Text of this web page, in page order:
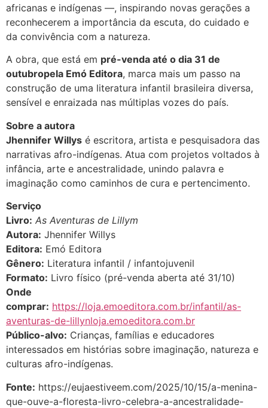
africanas e indígenas —, inspirando novas gerações a
reconhecerem a importância da escuta, do cuidado e
da convivência com a natureza.
A obra, que está em pré-venda até o dia 31 de
outubropela Emó Editora, marca mais um passo na
construção de uma literatura infantil brasileira diversa,
sensível e enraizada nas múltiplas vozes do país.
Sobre a autora
Jhennifer Willys é escritora, artista e pesquisadora das
narrativas afro-indígenas. Atua com projetos voltados à
infância, arte e ancestralidade, unindo palavra e
imaginação como caminhos de cura e pertencimento.
Serviço
Livro: As Aventuras de Lillym
Autora: Jhennifer Willys
Editora: Emó Editora
Gênero: Literatura infantil / infantojuvenil
Formato: Livro físico (pré-venda aberta até 31/10)
Onde
comprar: https://loja.emoeditora.com.br/infantil/as-
aventuras-de-lillynloja.emoeditora.com.br
Público-alvo: Crianças, famílias e educadores
interessados em histórias sobre imaginação, natureza e
culturas afro-indígenas.
Fonte: https://eujaestiveem.com/2025/10/15/a-menina-
que-ouve-a-floresta-livro-celebra-a-ancestralidade-